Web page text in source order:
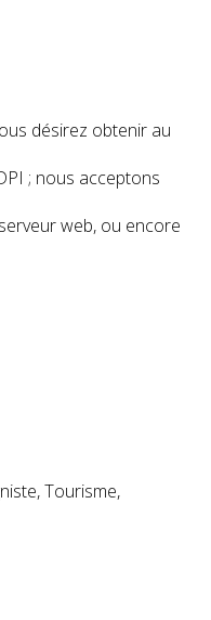
désirez obtenir au
; nous acceptons
web, ou encore
Tourisme,